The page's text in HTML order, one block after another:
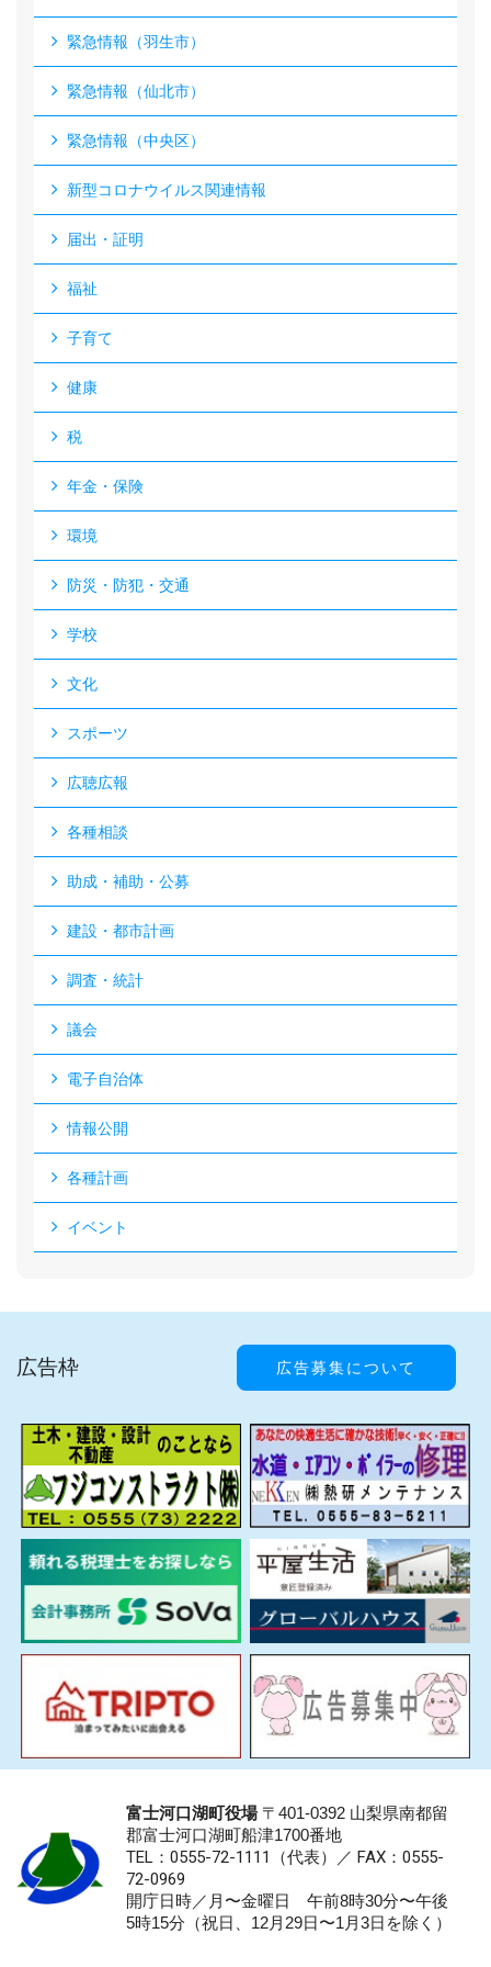
緊急情報（羽生市）
緊急情報（仙北市）
緊急情報（中央区）
新型コロナウイルス関連情報
届出・証明
福祉
子育て
健康
税
年金・保険
環境
防災・防犯・交通
学校
文化
スポーツ
広聴広報
各種相談
助成・補助・公募
建設・都市計画
調査・統計
議会
電子自治体
情報公開
各種計画
イベント
広告枠 広告募集について
富士河口湖町役場〒401-0392 山梨県南都留
郡富士河口湖町船津1700番地
TEL：0555-72-1111 （代表）／ FAX：0555-
72-0969
開庁日時／月〜金曜日 午前8時30分〜午後
5時15分（祝日、12月29日〜1月3日を除く）